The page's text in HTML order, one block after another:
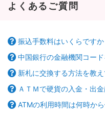
よくあるご質問
振込手数料はいくらですか
中国銀行の金融機関コード
新札に交換する方法を教え
ＡＴＭで硬貨の入金・出
ATMの利用時間は何時か